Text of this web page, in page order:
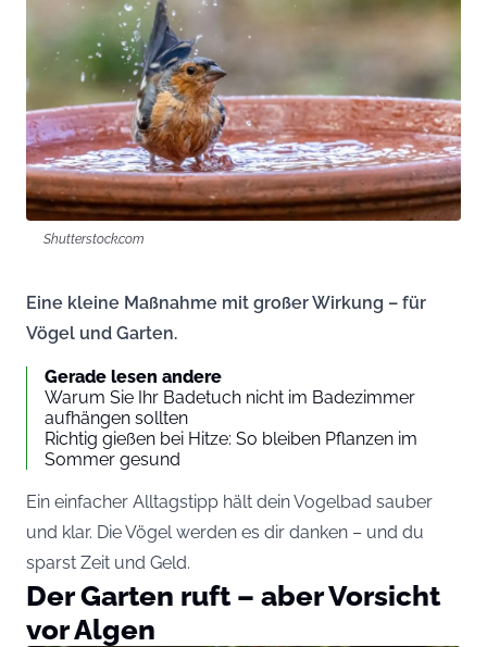
Shutterstock.com
Eine kleine Maßnahme mit großer Wirkung – für
Vögel und Garten.
Gerade lesen andere
Warum Sie Ihr Badetuch nicht im Badezimmer
aufhängen sollten
Richtig gießen bei Hitze: So bleiben Pflanzen im
Sommer gesund
Ein einfacher Alltagstipp hält dein Vogelbad sauber
und klar. Die Vögel werden es dir danken – und du
sparst Zeit und Geld.
Der Garten ruft – aber Vorsicht
vor Algen